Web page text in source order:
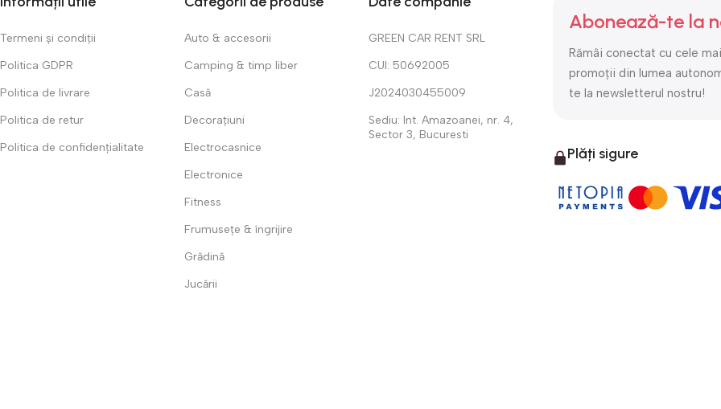
Termeni și condiții
Politica GDPR
Politica de livrare
Politica de retur
Politica de confidențialitate
Auto & accesorii
Camping & timp liber
Casă
Decorațiuni
Electrocasnice
Electronice
Fitness
Frumusețe & îngrijire
Grădină
Jucării
GREEN CAR RENT SRL
CUI: 50692005
J2024030455009
Sediu: Int. Amazoanei, nr. 4,
Sector 3, Bucuresti
Abonează-te la
Rămâi conectat cu cele
promoții din lumea
te la newsletterul nostru!
Plăți sigure